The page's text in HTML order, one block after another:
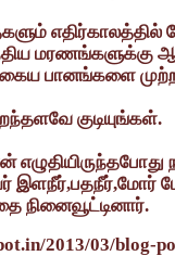
எதிர்காலத்தில்
மரணங்களுக்கு
பானங்களை
குடியுங்கள்.
இளநீர்,பதநீர்,மோர்
நினைவூட்டினார்.
2013/03/blog-